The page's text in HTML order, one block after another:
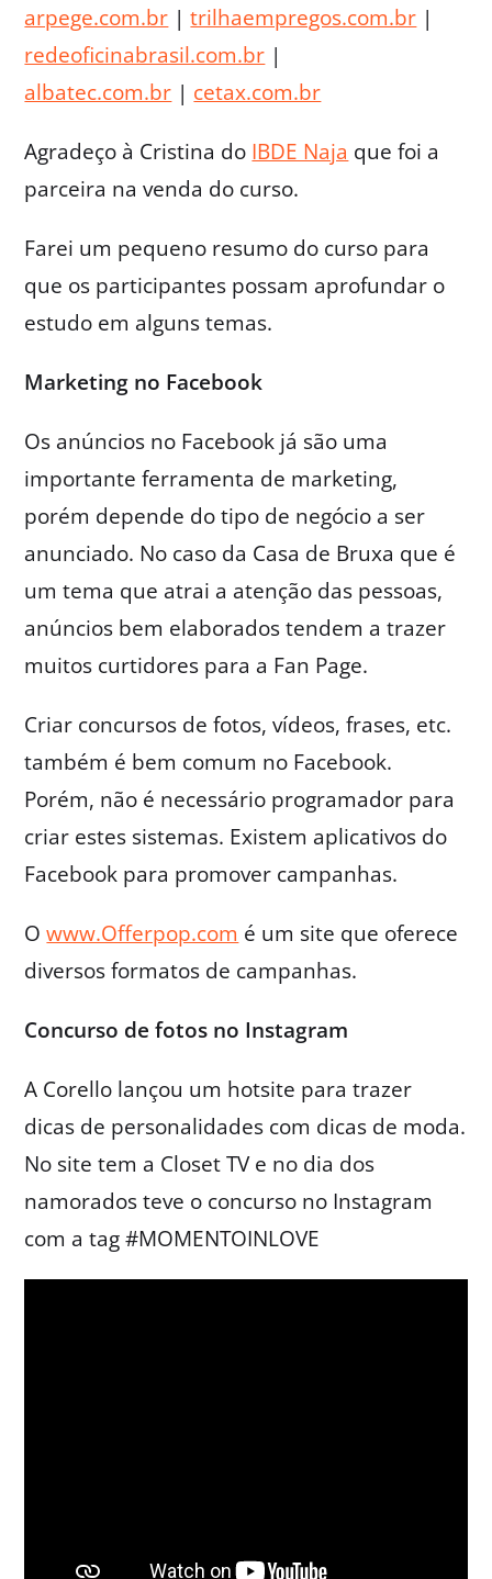
arpege.com.br |trilhaempregos.com.br |
redeoficinabrasil.com.br |
albatec.com.br | cetax.com.br
Agradeço à Cristina do IBDE Naja que foi a
parceira na venda do curso.
Farei um pequeno resumo do curso para
que os participantes possam aprofundar o
estudo em alguns temas.
Marketing no Facebook
Os anúncios no Facebook já são uma
importante ferramenta de marketing,
porém depende do tipo de negócio a ser
anunciado. No caso da Casa de Bruxa que é
um tema que atrai a atenção das pessoas,
anúncios bem elaborados tendem a trazer
muitos curtidores para a Fan Page.
Criar concursos de fotos, vídeos, frases, etc.
também é bem comum no Facebook.
Porém, não é necessário programador para
criar estes sistemas. Existem aplicativos do
Facebook para promover campanhas.
Owww.Offerpop.com é um site que oferece
diversos formatos de campanhas.
Concurso de fotos no Instagram
A Corello lançou um hotsite para trazer
dicas de personalidades com dicas de moda.
No site tem a Closet TV e no dia dos
namorados teve o concurso no Instagram
com a tag #MOMENTOINLOVE